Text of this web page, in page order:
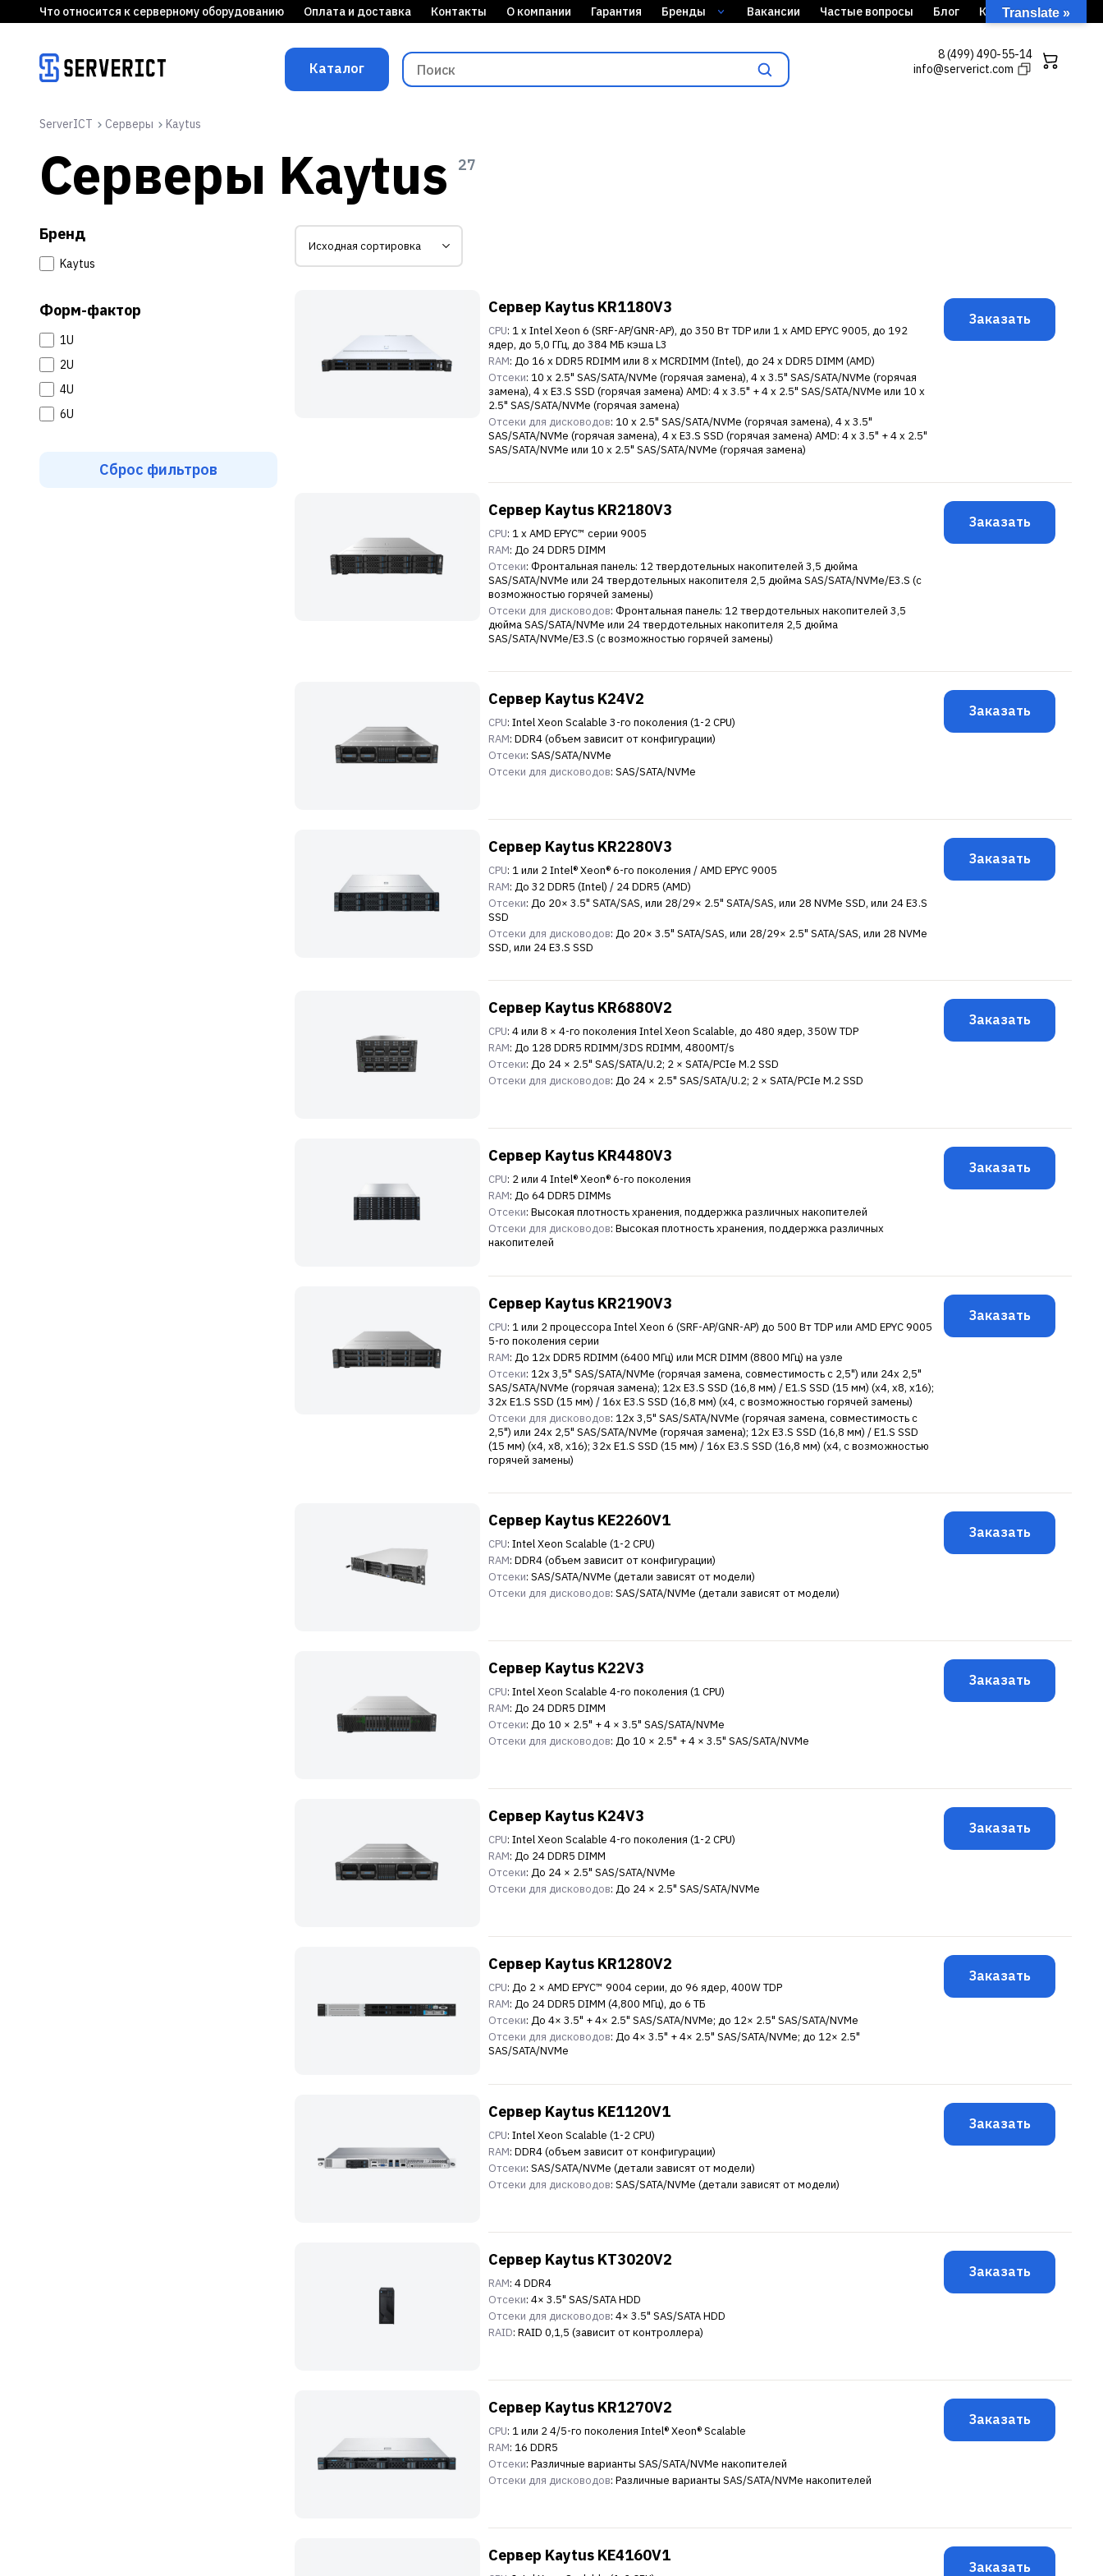
Что относится к серверному оборудованию Оплата и доставка Контакты О компании Гарантия Бренды Вакансии Частые вопросы Блог Кейсы
Каталог
8 (499) 490-55-14
info@serverict.com
ServerICT Серверы Kaytus
Серверы Kaytus 27
Бренд
Kaytus
Форм-фактор
1U
2U
4U
6U
Сброс фильтров
Сервер Kaytus KR1180V3
CPU: 1 x Intel Xeon 6 (SRF-AP/GNR-AP), до 350 Вт TDP или 1 x AMD EPYC 9005, до 192
ядер, до 5,0 ГГц, до 384 МБ кэша L3
RAM: До 16 x DDR5 RDIMM или 8 x MCRDIMM (Intel), до 24 x DDR5 DIMM (AMD)
Отсеки: 10 x 2.5" SAS/SATA/NVMe (горячая замена), 4 x 3.5" SAS/SATA/NVMe (горячая
замена), 4 x E3.S SSD (горячая замена) AMD: 4 x 3.5" + 4 x 2.5" SAS/SATA/NVMe или 10 x
2.5" SAS/SATA/NVMe (горячая замена)
Отсеки для дисководов: 10 x 2.5" SAS/SATA/NVMe (горячая замена), 4 x 3.5"
SAS/SATA/NVMe (горячая замена), 4 x E3.S SSD (горячая замена) AMD: 4 x 3.5" + 4 x 2.5"
SAS/SATA/NVMe или 10 x 2.5" SAS/SATA/NVMe (горячая замена)
Заказать
Сервер Kaytus KR2180V3
CPU: 1 x AMD EPYC™ серии 9005
RAM: До 24 DDR5 DIMM
Отсеки: Фронтальная панель: 12 твердотельных накопителей 3,5 дюйма
SAS/SATA/NVMe или 24 твердотельных накопителя 2,5 дюйма SAS/SATA/NVMe/E3.S (с
возможностью горячей замены)
Отсеки для дисководов: Фронтальная панель: 12 твердотельных накопителей 3,5
дюйма SAS/SATA/NVMe или 24 твердотельных накопителя 2,5 дюйма
SAS/SATA/NVMe/E3.S (с возможностью горячей замены)
Заказать
Сервер Kaytus K24V2
CPU: Intel Xeon Scalable 3-го поколения (1-2 CPU)
RAM: DDR4 (объем зависит от конфигурации)
Отсеки: SAS/SATA/NVMe
Отсеки для дисководов: SAS/SATA/NVMe
Заказать
Сервер Kaytus KR2280V3
CPU: 1 или 2 Intel® Xeon® 6-го поколения / AMD EPYC 9005
RAM: До 32 DDR5 (Intel) / 24 DDR5 (AMD)
Отсеки: До 20× 3.5" SATA/SAS, или 28/29× 2.5" SATA/SAS, или 28 NVMe SSD, или 24 E3.S
SSD
Отсеки для дисководов: До 20× 3.5" SATA/SAS, или 28/29× 2.5" SATA/SAS, или 28 NVMe
SSD, или 24 E3.S SSD
Заказать
Сервер Kaytus KR6880V2
CPU: 4 или 8 × 4-го поколения Intel Xeon Scalable, до 480 ядер, 350W TDP
RAM: До 128 DDR5 RDIMM/3DS RDIMM, 4800MT/s
Отсеки: До 24 × 2.5" SAS/SATA/U.2; 2 × SATA/PCIe M.2 SSD
Отсеки для дисководов: До 24 × 2.5" SAS/SATA/U.2; 2 × SATA/PCIe M.2 SSD
Заказать
Сервер Kaytus KR4480V3
CPU: 2 или 4 Intel® Xeon® 6-го поколения
RAM: До 64 DDR5 DIMMs
Отсеки: Высокая плотность хранения, поддержка различных накопителей
Отсеки для дисководов: Высокая плотность хранения, поддержка различных
накопителей
Заказать
Сервер Kaytus KR2190V3
CPU: 1 или 2 процессора Intel Xeon 6 (SRF-AP/GNR-AP) до 500 Вт TDP или AMD EPYC 9005
5-го поколения серии
RAM: До 12x DDR5 RDIMM (6400 МГц) или MCR DIMM (8800 МГц) на узле
Отсеки: 12x 3,5" SAS/SATA/NVMe (горячая замена, совместимость с 2,5") или 24x 2,5"
SAS/SATA/NVMe (горячая замена); 12x E3.S SSD (16,8 мм) / E1.S SSD (15 мм) (x4, x8, x16);
32x E1.S SSD (15 мм) / 16x E3.S SSD (16,8 мм) (x4, с возможностью горячей замены)
Отсеки для дисководов: 12x 3,5" SAS/SATA/NVMe (горячая замена, совместимость с
2,5") или 24x 2,5" SAS/SATA/NVMe (горячая замена); 12x E3.S SSD (16,8 мм) / E1.S SSD
(15 мм) (x4, x8, x16); 32x E1.S SSD (15 мм) / 16x E3.S SSD (16,8 мм) (x4, с возможностью
горячей замены)
Заказать
Сервер Kaytus KE2260V1
CPU: Intel Xeon Scalable (1-2 CPU)
RAM: DDR4 (объем зависит от конфигурации)
Отсеки: SAS/SATA/NVMe (детали зависят от модели)
Отсеки для дисководов: SAS/SATA/NVMe (детали зависят от модели)
Заказать
Сервер Kaytus K22V3
CPU: Intel Xeon Scalable 4-го поколения (1 CPU)
RAM: До 24 DDR5 DIMM
Отсеки: До 10 × 2.5" + 4 × 3.5" SAS/SATA/NVMe
Отсеки для дисководов: До 10 × 2.5" + 4 × 3.5" SAS/SATA/NVMe
Заказать
Сервер Kaytus K24V3
CPU: Intel Xeon Scalable 4-го поколения (1-2 CPU)
RAM: До 24 DDR5 DIMM
Отсеки: До 24 × 2.5" SAS/SATA/NVMe
Отсеки для дисководов: До 24 × 2.5" SAS/SATA/NVMe
Заказать
Сервер Kaytus KR1280V2
CPU: До 2 × AMD EPYC™ 9004 серии, до 96 ядер, 400W TDP
RAM: До 24 DDR5 DIMM (4,800 МГц), до 6 ТБ
Отсеки: До 4× 3.5" + 4× 2.5" SAS/SATA/NVMe; до 12× 2.5" SAS/SATA/NVMe
Отсеки для дисководов: До 4× 3.5" + 4× 2.5" SAS/SATA/NVMe; до 12× 2.5"
SAS/SATA/NVMe
Заказать
Сервер Kaytus KE1120V1
CPU: Intel Xeon Scalable (1-2 CPU)
RAM: DDR4 (объем зависит от конфигурации)
Отсеки: SAS/SATA/NVMe (детали зависят от модели)
Отсеки для дисководов: SAS/SATA/NVMe (детали зависят от модели)
Заказать
Сервер Kaytus KT3020V2
RAM: 4 DDR4
Отсеки: 4× 3.5" SAS/SATA HDD
Отсеки для дисководов: 4× 3.5" SAS/SATA HDD
RAID: RAID 0,1,5 (зависит от контроллера)
Заказать
Сервер Kaytus KR1270V2
CPU: 1 или 2 4/5-го поколения Intel® Xeon® Scalable
RAM: 16 DDR5
Отсеки: Различные варианты SAS/SATA/NVMe накопителей
Отсеки для дисководов: Различные варианты SAS/SATA/NVMe накопителей
Заказать
Сервер Kaytus KE4160V1
Заказать
Translate »